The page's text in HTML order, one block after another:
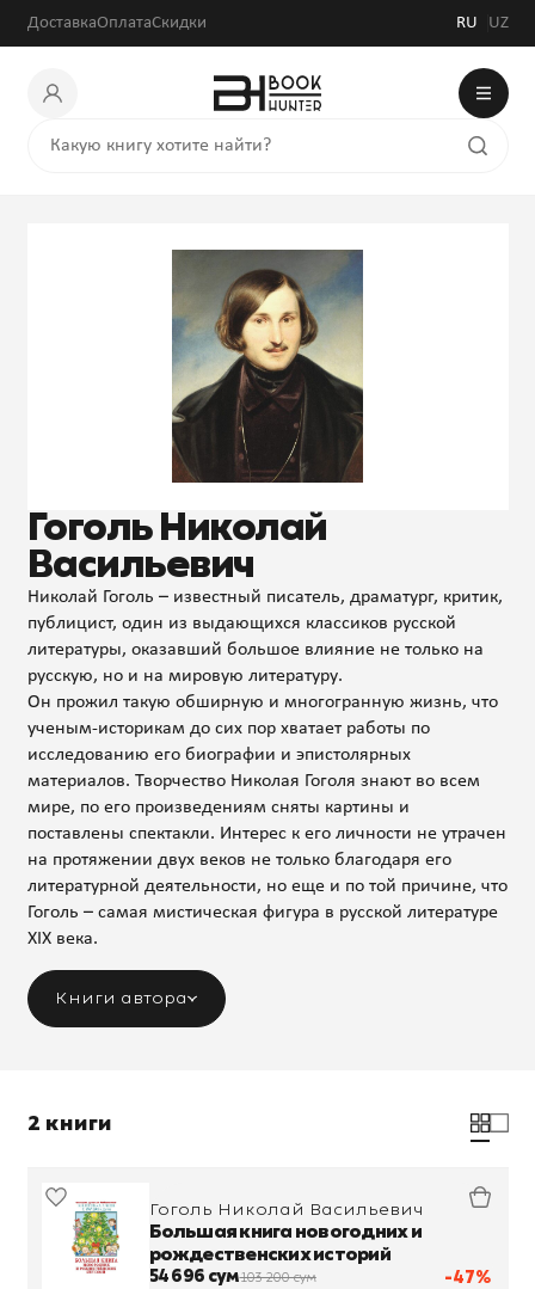
ДоставкаОплатаСкидки RU UZ
Гоголь Николай
Васильевич
Николай Гоголь – известный писатель, драматург, критик,
публицист, один из выдающихся классиков русской
литературы, оказавший большое влияние не только на
русскую, но и на мировую литературу.
Он прожил такую обширную и многогранную жизнь, что
ученым-историкам до сих пор хватает работы по
исследованию его биографии и эпистолярных
материалов. Творчество Николая Гоголя знают во всем
мире, по его произведениям сняты картины и
поставлены спектакли. Интерес к его личности не утрачен
на протяжении двух веков не только благодаря его
литературной деятельности, но еще и по той причине, что
Гоголь – самая мистическая фигура в русской литературе
XIX века.
Книги автора
2 книги
-47%
Гоголь Николай Васильевич
Большая книга новогодних и
рождественских историй
54 696 сум103 200 сум